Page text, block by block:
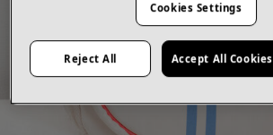
Cookies Settings
Reject All Accept All Cookies